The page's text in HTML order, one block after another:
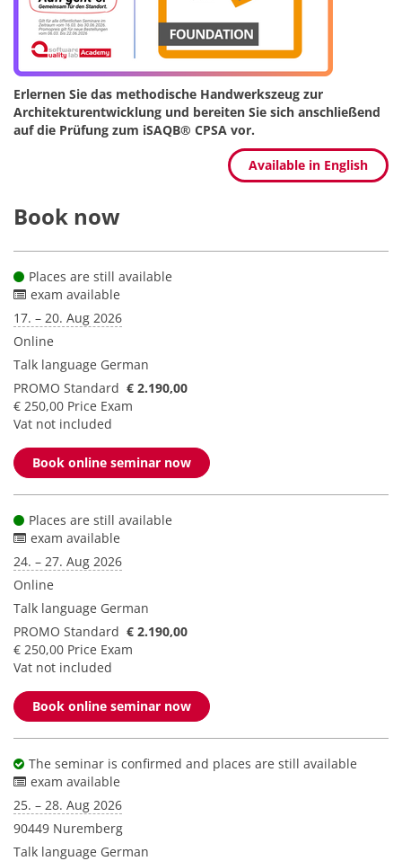
Erlernen Sie das methodische Handwerkszeug zur
Architekturentwicklung und bereiten Sie sich anschließend
auf die Prüfung zum iSAQB® CPSA vor.
Available in English
Book now
Places are still available
exam available
17. – 20. Aug 2026
Online
Talk language German
PROMO Standard € 2.190,00
€ 250,00 Price Exam
Vat not included
Book online seminar now
Places are still available
exam available
24. – 27. Aug 2026
Online
Talk language German
PROMO Standard € 2.190,00
€ 250,00 Price Exam
Vat not included
Book online seminar now
The seminar is confirmed and places are still available
exam available
25. – 28. Aug 2026
90449 Nuremberg
Talk language German